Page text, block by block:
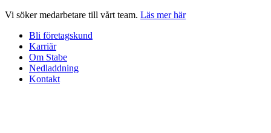
Hoppa
innehåll
Vi söker medarbetare till vårt team. Läs mer här
Bli företagskund
Karriär
Om Stabe
Nedladdning
Kontakt